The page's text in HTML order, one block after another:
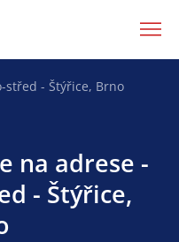
střed - Štýřice, Brno
na adrese -
- Štýřice,